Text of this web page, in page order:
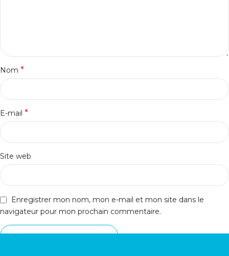
Nom *
E-mail *
Site web
Enregistrer mon nom, mon e-mail et mon site dans le
navigateur pour mon prochain commentaire.